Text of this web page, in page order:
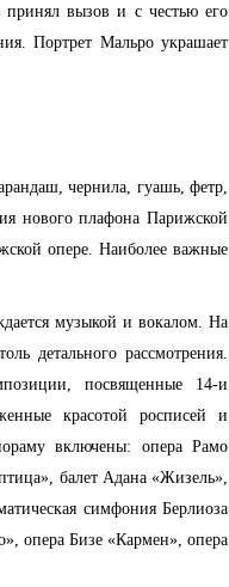
принял вызов и с честью его
Портрет Мальро украшает
чернила, гуашь, фетр,
нового плафона Парижской
опере. Наиболее важные
музыкой и вокалом. На
детального рассмотрения.
посвященные 14-и
красотой росписей и
включены: опера Рамо
балет Адана «Жизель»,
симфония Берлиоза
опера Бизе «Кармен», опера